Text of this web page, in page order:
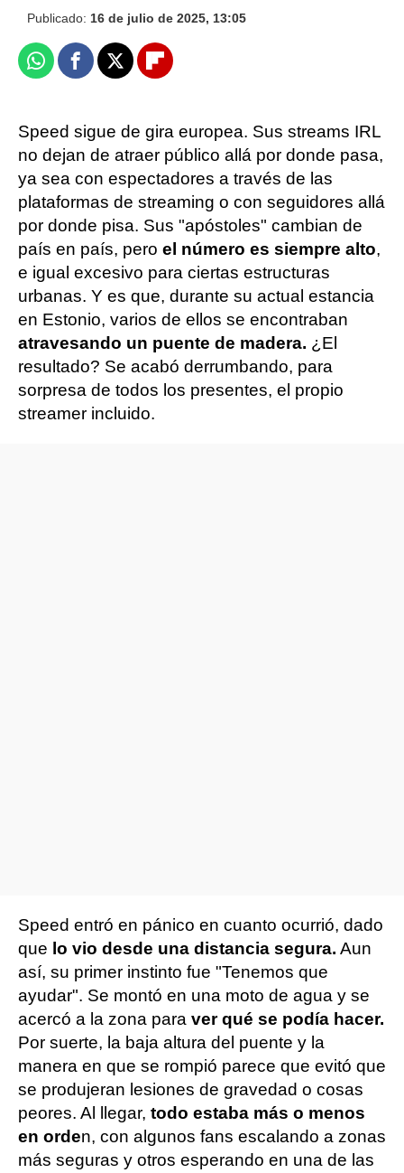
Publicado: 16 de julio de 2025, 13:05
WhatsappFacebook
X Flipboard
Speed sigue de gira europea. Sus streams IRL
no dejan de atraer público allá por donde pasa,
ya sea con espectadores a través de las
plataformas de streaming o con seguidores allá
por donde pisa. Sus "apóstoles" cambian de
país en país, pero el número es siempre alto,
e igual excesivo para ciertas estructuras
urbanas. Y es que, durante su actual estancia
en Estonio, varios de ellos se encontraban
atravesando un puente de madera. ¿El
resultado? Se acabó derrumbando, para
sorpresa de todos los presentes, el propio
streamer incluido.
Speed entró en pánico en cuanto ocurrió, dado
que lo vio desde una distancia segura. Aun
así, su primer instinto fue "Tenemos que
ayudar". Se montó en una moto de agua y se
acercó a la zona para ver qué se podía hacer.
Por suerte, la baja altura del puente y la
manera en que se rompió parece que evitó que
se produjeran lesiones de gravedad o cosas
peores. Al llegar, todo estaba más o menos
en orden, con algunos fans escalando a zonas
más seguras y otros esperando en una de las